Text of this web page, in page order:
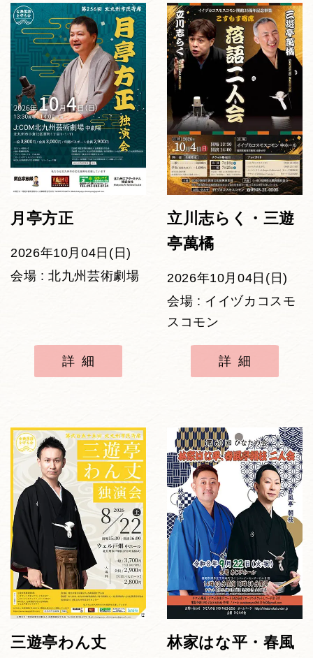
月亭方正
2026年10月04日(日)
会場 : 北九州芸術劇場
詳細
立川志らく・三遊
亭萬橘
2026年10月04日(日)
会場 : イイヅカコスモ
スコモン
詳細
三遊亭わん丈
林家はな平・春風